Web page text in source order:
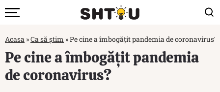
Acasa »Ca să știm »Pe cine a îmbogățit pandemia de coronavirus?
Pe cine a îmbogățit pandemia
de coronavirus?